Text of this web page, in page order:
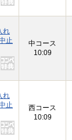
れ
止
中コース
10:09
れ
止
西コース
10:09